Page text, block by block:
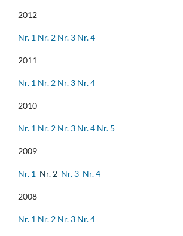
2012
Nr. 1 Nr. 2 Nr. 3 Nr. 4
2011
Nr. 1 Nr. 2 Nr. 3 Nr. 4
2010
Nr. 1 Nr. 2 Nr. 3 Nr. 4 Nr. 5
2009
Nr. 1 Nr. 2 Nr. 3 Nr. 4
2008
Nr. 1 Nr. 2 Nr. 3 Nr. 4